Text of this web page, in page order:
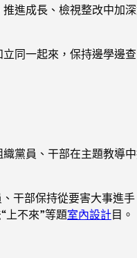
進成長、檢視整改中加
同一起來，保持邊學邊
黨員、干部在主題教導
干部保持從要害大事進
上不來”等題室內設計目。